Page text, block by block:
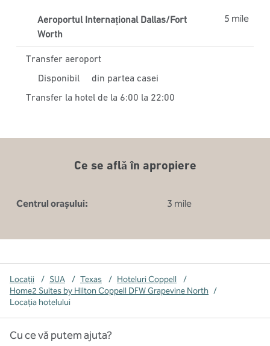
Aeroportul Internațional Dallas/Fort
Worth
5 mile
Transfer aeroport
Disponibil
din partea casei
Transfer la hotel de la 6:00 la 22:00
Ce se află în apropiere
Centrul orașului: 3 mile
Locații / SUA / Texas / Hoteluri Coppell
/
Home2 Suites by Hilton Coppell DFW Grapevine North /
Locația hotelului
Cu ce vă putem ajuta?